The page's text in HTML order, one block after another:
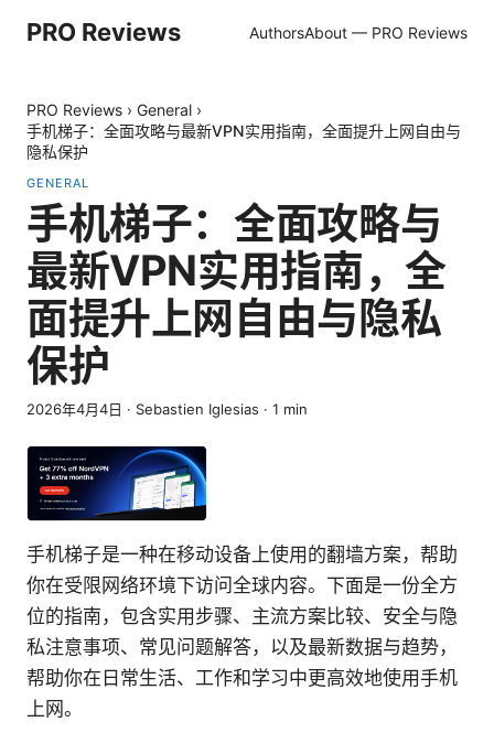
PRO Reviews AuthorsAbout — PRO Reviews
PRO Reviews › General ›
手机梯子：全面攻略与最新VPN实用指南，全面提升上网自由与
隐私保护
GENERAL
手机梯子：全面攻略与
最新VPN实用指南，全
面提升上网自由与隐私
保护
2026年4月4日 · Sebastien Iglesias · 1 min
手机梯子是一种在移动设备上使用的翻墙方案，帮助
你在受限网络环境下访问全球内容。下面是一份全方
位的指南，包含实用步骤、主流方案比较、安全与隐
私注意事项、常见问题解答，以及最新数据与趋势，
帮助你在日常生活、工作和学习中更高效地使用手机
上网。